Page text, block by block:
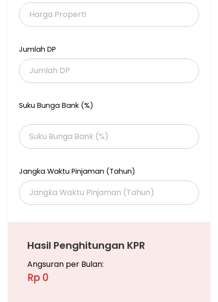
Net Income Rp 52,5jt/bln atau Rp 630jt pertahun
IMB. 3 1/2 lantai
Kamar : 31 KT (Kamar Mandi Dalam) + 1 Gudang + 2 Kmr Mba
Dijual Cepat, Harga 9M nego
Imelda
087885361585
Jumlah DP
Suku Bunga Bank (%)
Jangka Waktu Pinjaman (Tahun)
Hasil Penghitungan KPR
Angsuran per Bulan:
Rp 0